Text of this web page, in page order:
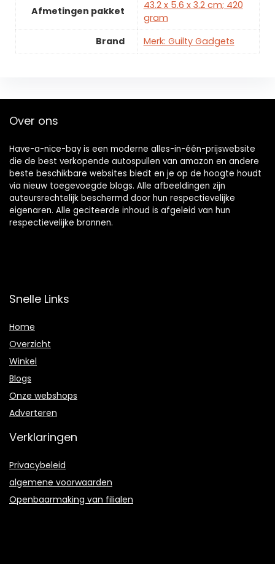
Afmetingen pakket
43.2 x 5.6 x 3.2 cm; 420
gram
Brand
Merk: Guilty Gadgets
Over ons
Have-a-nice-bay is een moderne alles-in-één-prijswebsite
die de best verkopende autospullen van amazon en andere
beste beschikbare websites biedt en je op de hoogte houdt
via nieuw toegevoegde blogs. Alle afbeeldingen zijn
auteursrechtelijk beschermd door hun respectievelijke
eigenaren. Alle geciteerde inhoud is afgeleid van hun
respectievelijke bronnen.
Snelle Links
Home
Overzicht
Winkel
Blogs
Onze webshops
Adverteren
Verklaringen
Privacybeleid
algemene voorwaarden
Openbaarmaking van filialen